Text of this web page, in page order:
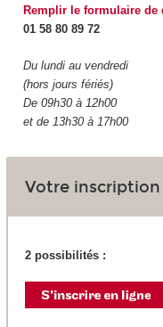
Remplir le formulaire de
01 58 80 89 72
Du lundi au vendredi
(hors jours fériés)
De 09h30 à 12h00
et de 13h30 à 17h00
Votre inscription
2 possibilités :